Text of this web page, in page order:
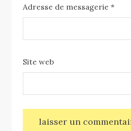
Adresse de messagerie*
Site web